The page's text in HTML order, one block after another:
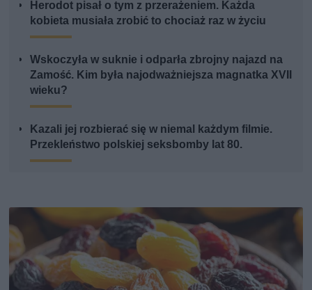
Herodot pisał o tym z przerażeniem. Każda
kobieta musiała zrobić to chociaż raz w życiu
Wskoczyła w suknie i odparła zbrojny najazd na
Zamość. Kim była najodważniejsza magnatka XVII
wieku?
Kazali jej rozbierać się w niemal każdym filmie.
Przekleństwo polskiej seksbomby lat 80.